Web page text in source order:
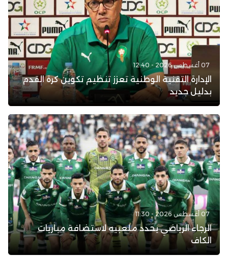
07 أغسطس 2026 - 12:40
الإدارة التقنية الوطنية تعزز تنظيم تكوين كرة القدم
بدليل جديد
07 أغسطس 2026 - 11:30
الرجاء الرياضي يحدد ملعبيه لاستضافة مباريات
الكاف